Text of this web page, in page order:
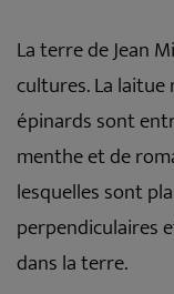
La terre de Jean
cultures. La
épinards sont
menthe et de
lesquelles sont
perpendiculaires
dans la terre.